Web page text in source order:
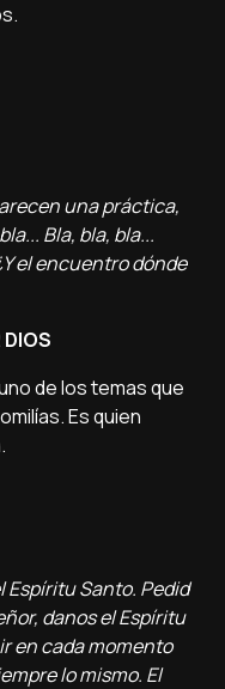
una práctica,
Bla, bla, bla...
el encuentro dónde
DIOS
de los temas que
Es quien
Espí­ritu Santo. Pedid
danos el Espí­ritu
en cada momento
lo mismo. El